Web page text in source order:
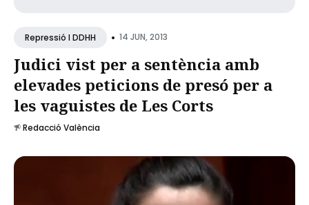
Repressió I DDHH • 14 JUN, 2013
Judici vist per a sentència amb
elevades peticions de presó per a
les vaguistes de Les Corts
Redacció València